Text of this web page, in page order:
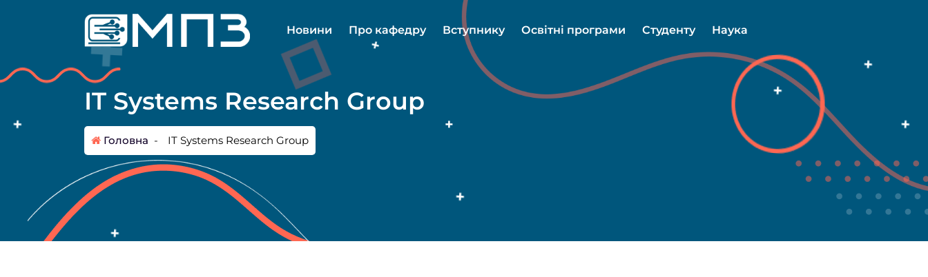
т
Новини Про кафедру Вступнику Освітні програми Студенту Наука
IT Systems Research Group
Головна - IT Systems Research Group